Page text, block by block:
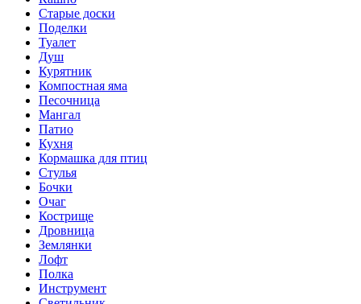
Старые доски
Поделки
Туалет
Душ
Курятник
Компостная яма
Песочница
Мангал
Патио
Кухня
Кормашка для птиц
Стулья
Бочки
Очаг
Кострище
Дровница
Землянки
Лофт
Полка
Инструмент